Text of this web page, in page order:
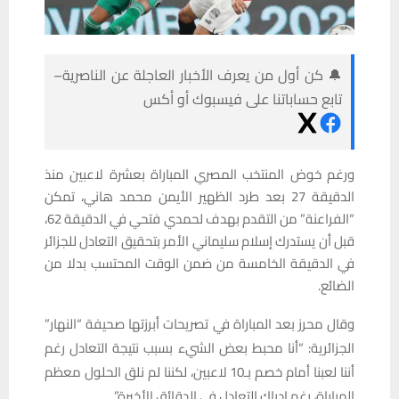
🔔 كن أول من يعرف الأخبار العاجلة عن الناصرية–
تابع حساباتنا على فيسبوك أو أكس
ورغم خوض المنتخب المصري المباراة بعشرة لاعبين منذ
الدقيقة 27 بعد طرد الظهير الأيمن محمد هاني، تمكن
“الفراعنة” من التقدم بهدف لحمدي فتحي في الدقيقة 62،
قبل أن يستدرك إسلام سليماني الأمر بتحقيق التعادل للجزائر
في الدقيقة الخامسة من ضمن الوقت المحتسب بدلا من
الضائع.
وقال محرز بعد المباراة في تصريحات أبرزتها صحيفة “النهار”
الجزائرية: “أنا محبط بعض الشيء بسبب نتيجة التعادل رغم
أننا لعبنا أمام خصم بـ10 لاعبين، لكننا لم نلق الحلول معظم